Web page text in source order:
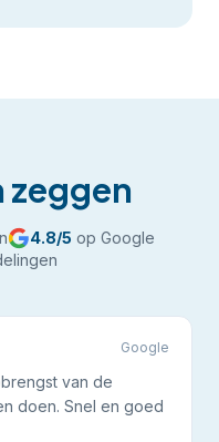
zeggen
4.8/5 op Google
Google
van de
doen. Snel en goed